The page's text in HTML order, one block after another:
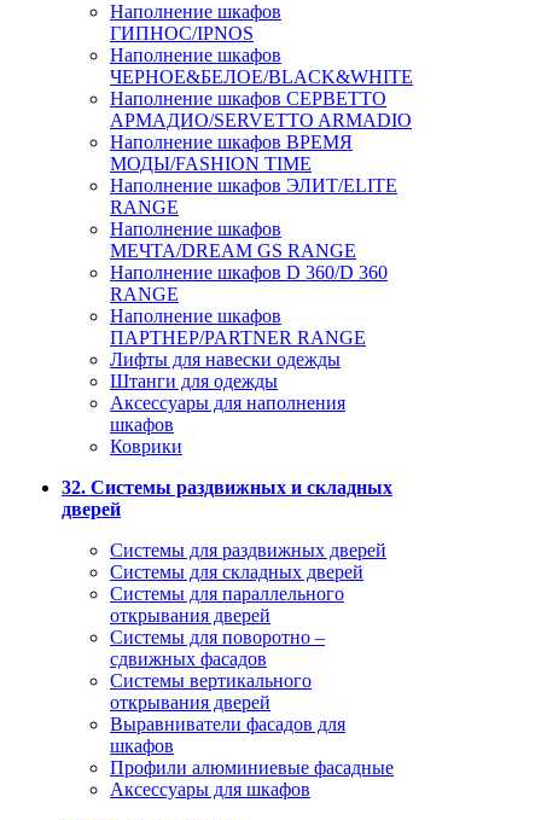
Наполнение шкафов
ГИПНОС/IPNOS
Наполнение шкафов
ЧЕРНОЕ&БЕЛОЕ/BLACK&WHITE
Наполнение шкафов СЕРВЕТТО
АРМАДИО/SERVETTO ARMADIO
Наполнение шкафов ВРЕМЯ
МОДЫ/FASHION TIME
Наполнение шкафов ЭЛИТ/ELITE
RANGE
Наполнение шкафов
МЕЧТА/DREAM GS RANGE
Наполнение шкафов D 360/D 360
RANGE
Наполнение шкафов
ПАРТНЕР/PARTNER RANGE
Лифты для навески одежды
Штанги для одежды
Аксессуары для наполнения
шкафов
Коврики
32. Системы раздвижных и складных
дверей
Системы для раздвижных дверей
Системы для складных дверей
Системы для параллельного
открывания дверей
Системы для поворотно –
сдвижных фасадов
Системы вертикального
открывания дверей
Выравниватели фасадов для
шкафов
Профили алюминиевые фасадные
Аксессуары для шкафов